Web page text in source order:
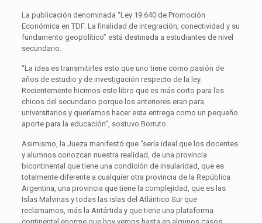
La publicación denominada “Ley 19.640 de Promoción
Económica en TDF. La finalidad de integración, conectividad y su
fundamento geopolítico” está destinada a estudiantes de nivel
secundario.
“La idea es transmitirles esto que uno tiene como pasión de
años de estudio y de investigación respecto de la ley.
Recientemente hicimos este libro que es más corto para los
chicos del secundario porque los anteriores eran para
universitarios y queríamos hacer esta entrega como un pequeño
aporte para la educación”, sostuvo Borruto.
Asimismo, la Jueza manifestó que “sería ideal que los docentes
y alumnos conozcan nuestra realidad, de una provincia
bicontinental que tiene una condición de insularidad, que es
totalmente diferente a cualquier otra provincia de la República
Argentina, una provincia que tiene la complejidad, que es las
Islas Malvinas y todas las islas del Atlántico Sur que
reclamamos, más la Antártida y que tiene una plataforma